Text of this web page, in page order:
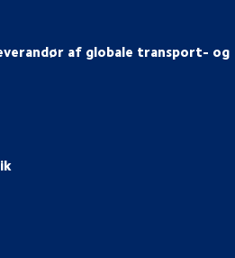
af globale transport- og